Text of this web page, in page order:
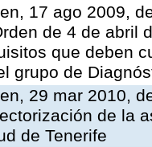
17 ago 2009,
de 4 de abril
que deben
grupo de
29 mar 2010,
de la
de Tenerife